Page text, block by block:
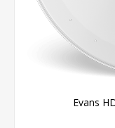
Evans